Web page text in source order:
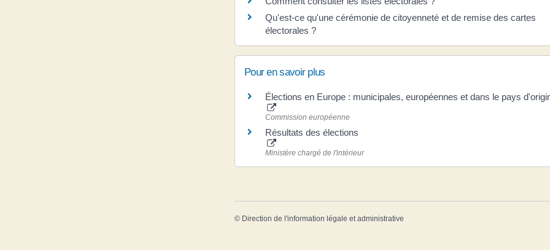
Qu'est-ce qu'une cérémonie de citoyenneté et de remise des cartes
électorales ?
Pour en savoir plus
Élections en Europe : municipales, européennes et dans le pays
Commission européenne
Résultats des élections
Ministère chargé de l'intérieur
© Direction de l'information légale et administrative